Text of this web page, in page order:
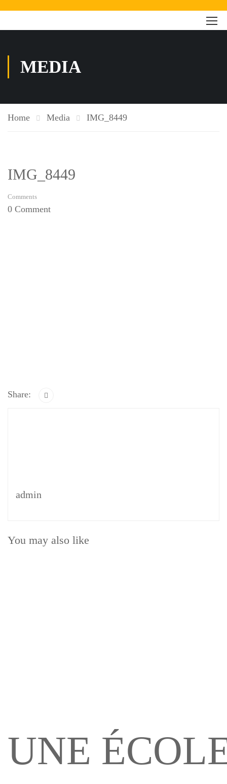
MEDIA
Home Media IMG_8449
IMG_8449
Comments
0 Comment
Share:
admin
You may also like
UNE